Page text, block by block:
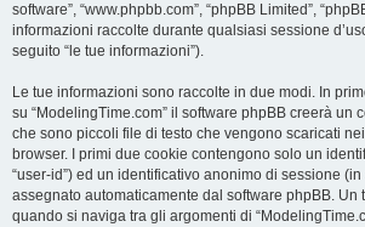
software”, “www.phpbb.com”, “phpBB Limited”,
informazioni raccolte durante qualsiasi sessione
seguito “le tue informazioni”).
Le tue informazioni sono raccolte in due modi. In
su “ModelingTime.com” il software phpBB creerà un
che sono piccoli file di testo che vengono scaricati
browser. I primi due cookie contengono solo un
“user-id”) ed un identificativo anonimo di sessione (in
assegnato automaticamente dal software phpBB. Un
quando si naviga tra gli argomenti di